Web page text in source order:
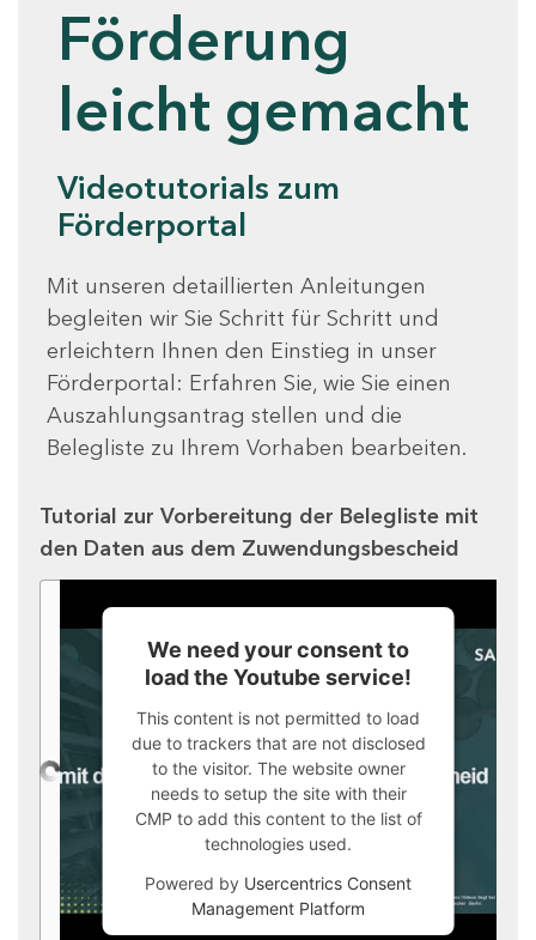
Förderung
leicht gemacht
Videotutorials zum
Förderportal
Mit unseren detaillierten Anleitungen
begleiten wir Sie Schritt für Schritt und
erleichtern Ihnen den Einstieg in unser
Förderportal: Erfahren Sie, wie Sie einen
Auszahlungsantrag stellen und die
Belegliste zu Ihrem Vorhaben bearbeiten.
Tutorial zur Vorbereitung der Belegliste mit
den Daten aus dem Zuwendungsbescheid
We need your consent to
load the Youtube service!
This content is not permitted to load
due to trackers that are not disclosed
to the visitor. The website owner
needs to setup the site with their
CMP to add this content to the list of
technologies used.
Powered by Usercentrics Consent
Management Platform